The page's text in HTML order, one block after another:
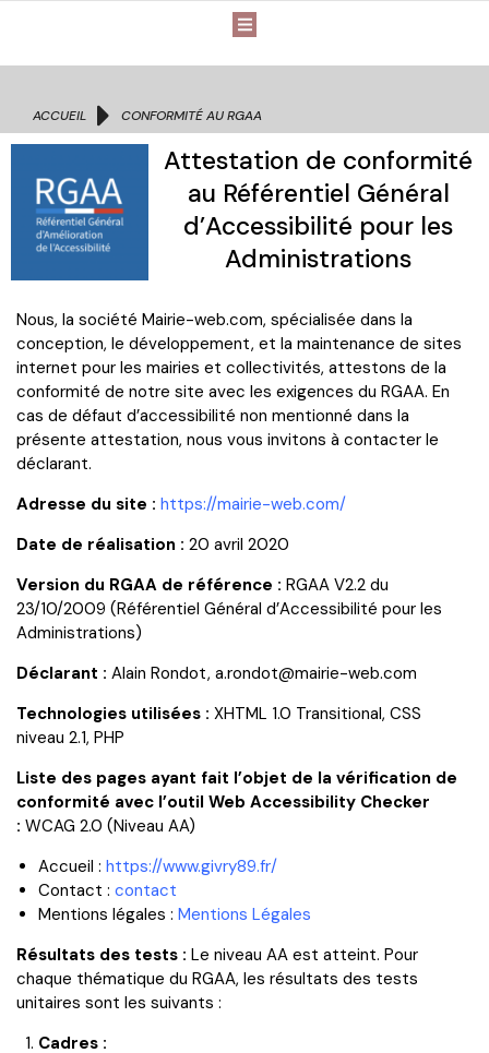
Vous êtes ici :
ACCUEIL CONFORMITÉ AU RGAA
Attestation de conformité
au Référentiel Général
d’Accessibilité pour les
Administrations
Nous, la société Mairie-web.com, spécialisée dans la
conception, le développement, et la maintenance de sites
internet pour les mairies et collectivités, attestons de la
conformité de notre site avec les exigences du RGAA. En
cas de défaut d’accessibilité non mentionné dans la
présente attestation, nous vous invitons à contacter le
déclarant.
Adresse du site : https://mairie-web.com/
Date de réalisation : 20 avril 2020
Version du RGAA de référence : RGAA V2.2 du
23/10/2009 (Référentiel Général d’Accessibilité pour les
Administrations)
Déclarant : Alain Rondot, a.rondot@mairie-web.com
Technologies utilisées : XHTML 1.0 Transitional, CSS
niveau 2.1, PHP
Liste des pages ayant fait l’objet de la vérification de
conformité avec l’outil Web Accessibility Checker
: WCAG 2.0 (Niveau AA)
Accueil : https://www.givry89.fr/
Contact : contact
Mentions légales : Mentions Légales
Résultats des tests : Le niveau AA est atteint. Pour
chaque thématique du RGAA, les résultats des tests
unitaires sont les suivants :
Cadres :